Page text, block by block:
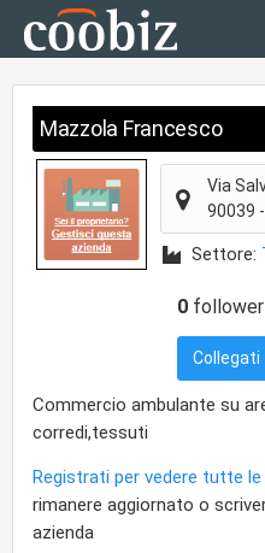
Mazzola Francesco
Via
90039 -
Settore:
0 follower
Collegati
Commercio ambulante su
corredi,tessuti
Registrati per vedere tutte
rimanere aggiornato o
azienda